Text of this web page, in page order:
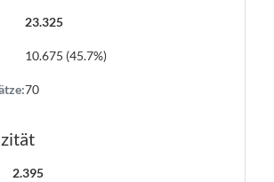
23.325
10.675 (45.7%)
70
2.395